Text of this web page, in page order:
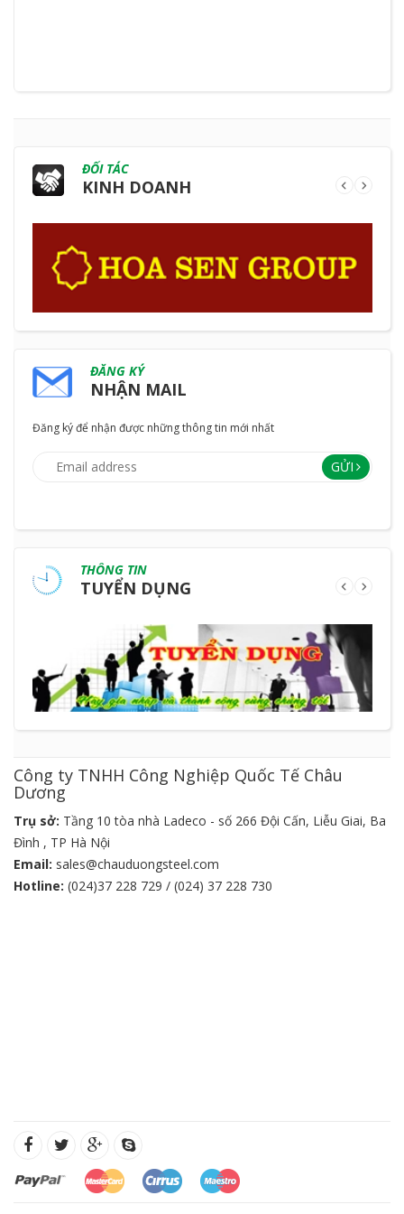
ĐỐI TÁC
KINH DOANH
ĐĂNG KÝ
NHẬN MAIL
Đăng ký để nhận được những thông tin mới nhất
GỬI
THÔNG TIN
TUYỂN DỤNG
Công ty TNHH Công Nghiệp Quốc Tế Châu
Dương
Trụ sở: Tầng 10 tòa nhà Ladeco - số 266 Đội Cấn, Liễu Giai, Ba
Đình , TP Hà Nội
Email: sales@chauduongsteel.com
Hotline: (024)37 228 729 / (024) 37 228 730